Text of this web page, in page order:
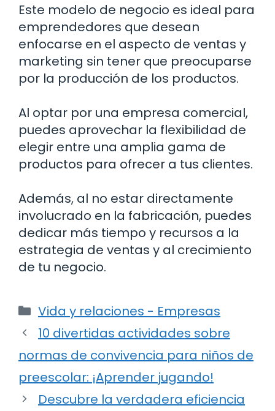
Este modelo de negocio es ideal para
emprendedores que desean
enfocarse en el aspecto de ventas y
marketing sin tener que preocuparse
por la producción de los productos.
Al optar por una empresa comercial,
puedes aprovechar la flexibilidad de
elegir entre una amplia gama de
productos para ofrecer a tus clientes.
Además, al no estar directamente
involucrado en la fabricación, puedes
dedicar más tiempo y recursos a la
estrategia de ventas y al crecimiento
de tu negocio.
Categorías
Vida y relaciones - Empresas
10 divertidas actividades sobre
normas de convivencia para niños de
preescolar: ¡Aprender jugando!
Descubre la verdadera eficiencia